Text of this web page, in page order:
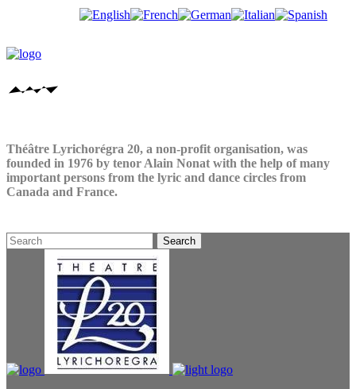
Théâtre Lyrichorégra 20, a non-profit organisation, was
founded in 1976 by tenor Alain Nonat with the help of many
important persons from the lyric and dance circles from
Canada and France.